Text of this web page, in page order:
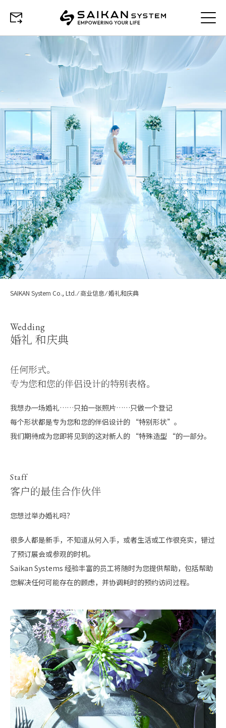
SAIKAN System Co., Ltd.⁄商业信息⁄婚礼和庆典
Wedding
婚礼 和庆典
任何形式。
专为您和您的伴侣设计的特别表格。
我想办一场婚礼……只拍一张照片……只做一个登记
每个形状都是专为您和您的伴侣设计的 “特别形状”。
我们期待成为您即将见到的这对新人的 “特殊造型 “的一部分。
Staff
客户的最佳合作伙伴
您想过举办婚礼吗？
很多人都是新手，不知道从何入手，或者生活或工作很充实，错过
了预订展会或参观的时机。
Saikan Systems 经验丰富的员工将随时为您提供帮助，包括帮助
您解决任何可能存在的顾虑，并协调耗时的预约访问过程。